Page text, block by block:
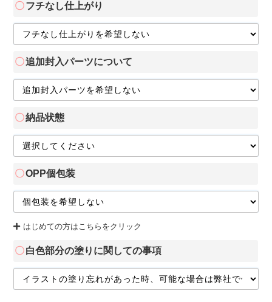
フチなし仕上がり
追加封入パーツについて
納品状態
OPP個包装
はじめての方はこちらをクリック
白色部分の塗りに関しての事項